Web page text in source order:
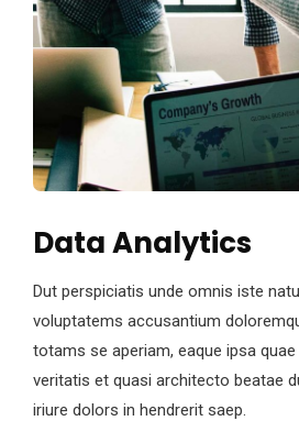
Data Analytics
Dut perspiciatis unde omnis iste
voluptatems accusantium
totams se aperiam, eaque ipsa
veritatis et quasi architecto beatae
iriure dolors in hendrerit saep.